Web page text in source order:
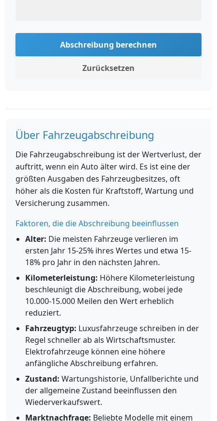
Abschreibung berechnen
Zurücksetzen
Über Fahrzeugabschreibung
Die Fahrzeugabschreibung ist der Wertverlust, der
auftritt, wenn ein Auto älter wird. Es ist eine der
größten Ausgaben des Fahrzeugbesitzes, oft
höher als die Kosten für Kraftstoff, Wartung und
Versicherung zusammen.
Faktoren, die die Abschreibung beeinflussen
Alter: Die meisten Fahrzeuge verlieren im
ersten Jahr 15-25% ihres Wertes und etwa 15-
18% pro Jahr in den nächsten Jahren.
Kilometerleistung: Höhere Kilometerleistung
beschleunigt die Abschreibung, wobei jede
10.000-15.000 Meilen den Wert erheblich
reduziert.
Fahrzeugtyp: Luxusfahrzeuge schreiben in der
Regel schneller ab als Wirtschaftsmuster.
Elektrofahrzeuge können eine höhere
anfängliche Abschreibung erfahren.
Zustand: Wartungshistorie, Unfallberichte und
der allgemeine Zustand beeinflussen den
Wiederverkaufswert.
Marktnachfrage: Beliebte Modelle mit einem